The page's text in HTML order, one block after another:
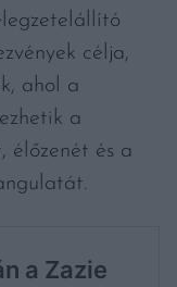
célja,
ahol a
a
élőzenét és a